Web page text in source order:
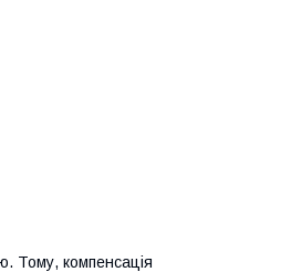
Тому, компенсація